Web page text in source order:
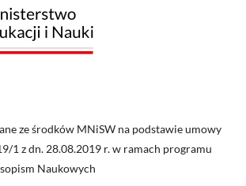
ze środków MNiSW na podstawie umowy
1 z dn. 28.08.2019 r. w ramach programu
Naukowych